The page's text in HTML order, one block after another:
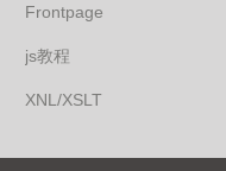
Frontpage
js教程
XNL/XSLT